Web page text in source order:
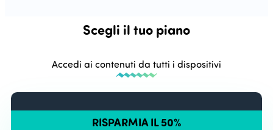
Scegli il tuo piano
Accedi ai contenuti da tutti i dispositivi
RISPARMIA IL 50%